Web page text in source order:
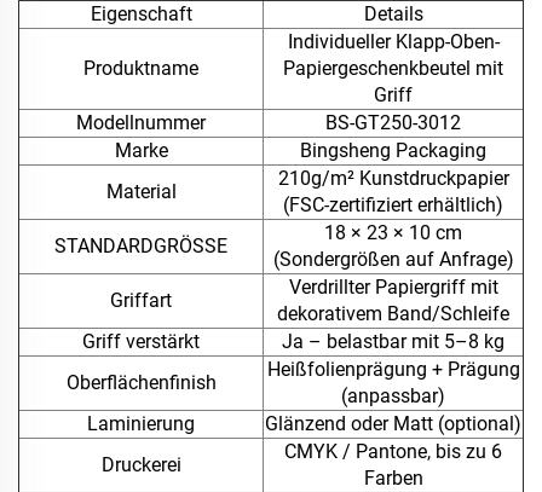
Eigenschaft
Details
Produktname
Individueller Klapp-Oben-
Papiergeschenkbeutel mit
Griff
Modellnummer
BS-GT250-3012
Marke
Bingsheng Packaging
Material
210g/m² Kunstdruckpapier
(FSC-zertifiziert erhältlich)
STANDARDGRÖSSE
18 × 23 × 10 cm
(Sondergrößen auf Anfrage)
Griffart
Verdrillter Papiergriff mit
dekorativem Band/Schleife
Griff verstärkt
Ja – belastbar mit 5–8 kg
Oberflächenfinish
Heißfolienprägung + Prägung
(anpassbar)
Laminierung
Glänzend oder Matt (optional)
Druckerei
CMYK / Pantone, bis zu 6
Farben